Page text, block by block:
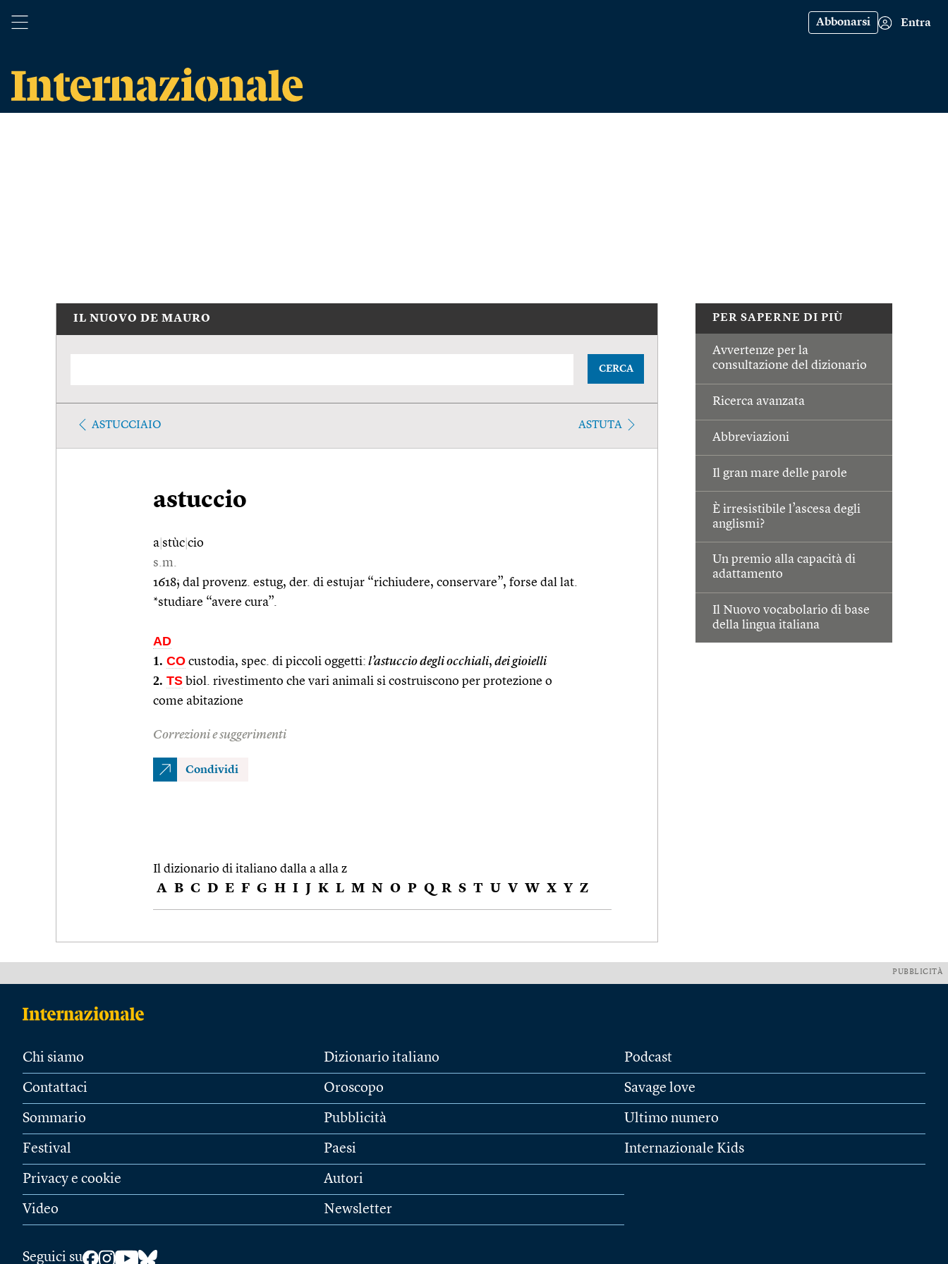
Abbonarsi Entra
PER SAPERNE DI PIÙ
Avvertenze per la
consultazione del dizionario
Ricerca avanzata
Abbreviazioni
Il gran mare delle parole
È irresistibile l’ascesa degli
anglismi?
Un premio alla capacità di
adattamento
Il Nuovo vocabolario di base
della lingua italiana
IL NUOVO DE MAURO
CERCA
ASTUCCIAIO ASTUTA
astuccio
a stùc cio
s.m.
1618; dal provenz. estug, der. di estujar “richiudere, conservare”, forse dal lat.
*studiare “avere cura”.
AD
1. CO custodia, spec. di piccoli oggetti: l’astuccio degli occhiali, dei gioielli
2. TS biol. rivestimento che vari animali si costruiscono per protezione o
come abitazione
Correzioni e suggerimenti
Condividi
Il dizionario di italiano dalla a alla z
A B C D E F G H I J K L M N O P Q R S T U V W X Y Z
PUBBLICITÀ
Chi siamo
Contattaci
Sommario
Festival
Privacy e cookie
Video
Dizionario italiano
Oroscopo
Pubblicità
Paesi
Autori
Newsletter
Podcast
Savage love
Ultimo numero
Internazionale Kids
Seguici su